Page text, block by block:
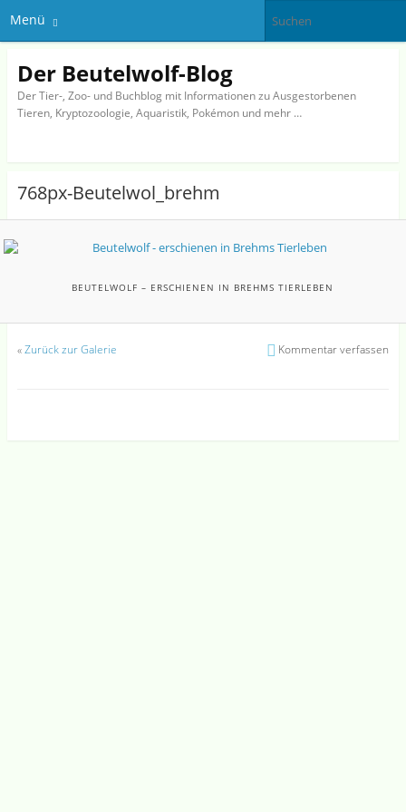
Menü
Der Beutelwolf-Blog
Der Tier-, Zoo- und Buchblog mit Informationen zu Ausgestorbenen
Tieren, Kryptozoologie, Aquaristik, Pokémon und mehr …
768px-Beutelwol_brehm
BEUTELWOLF – ERSCHIENEN IN BREHMS TIERLEBEN
«Zurück zur Galerie Kommentar verfassen